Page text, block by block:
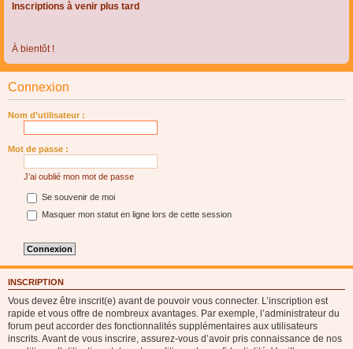
Inscriptions à venir plus tard
À bientôt !
Connexion
Nom d’utilisateur :
Mot de passe :
J’ai oublié mon mot de passe
Se souvenir de moi
Masquer mon statut en ligne lors de cette session
INSCRIPTION
Vous devez être inscrit(e) avant de pouvoir vous connecter. L’inscription est
rapide et vous offre de nombreux avantages. Par exemple, l’administrateur du
forum peut accorder des fonctionnalités supplémentaires aux utilisateurs
inscrits. Avant de vous inscrire, assurez-vous d’avoir pris connaissance de nos